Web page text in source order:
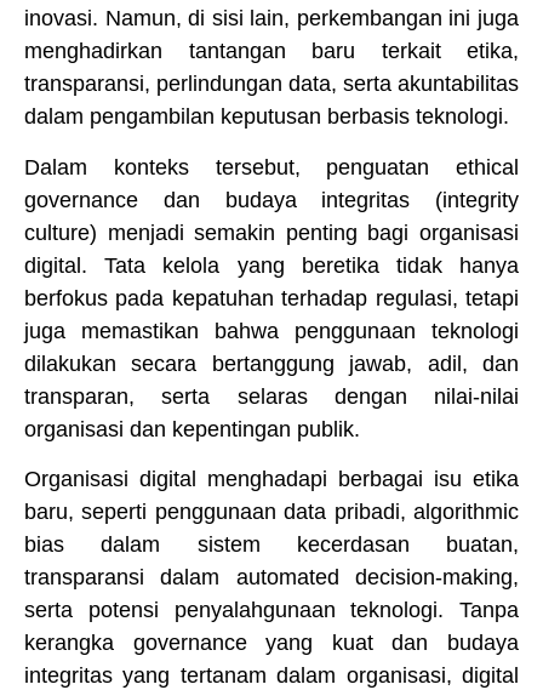
inovasi. Namun, di sisi lain, perkembangan ini juga
menghadirkan tantangan baru terkait etika,
transparansi, perlindungan data, serta akuntabilitas
dalam pengambilan keputusan berbasis teknologi.
Dalam konteks tersebut, penguatan ethical
governance dan budaya integritas (integrity
culture) menjadi semakin penting bagi organisasi
digital. Tata kelola yang beretika tidak hanya
berfokus pada kepatuhan terhadap regulasi, tetapi
juga memastikan bahwa penggunaan teknologi
dilakukan secara bertanggung jawab, adil, dan
transparan, serta selaras dengan nilai-nilai
organisasi dan kepentingan publik.
Organisasi digital menghadapi berbagai isu etika
baru, seperti penggunaan data pribadi, algorithmic
bias dalam sistem kecerdasan buatan,
transparansi dalam automated decision-making,
serta potensi penyalahgunaan teknologi. Tanpa
kerangka governance yang kuat dan budaya
integritas yang tertanam dalam organisasi, digital